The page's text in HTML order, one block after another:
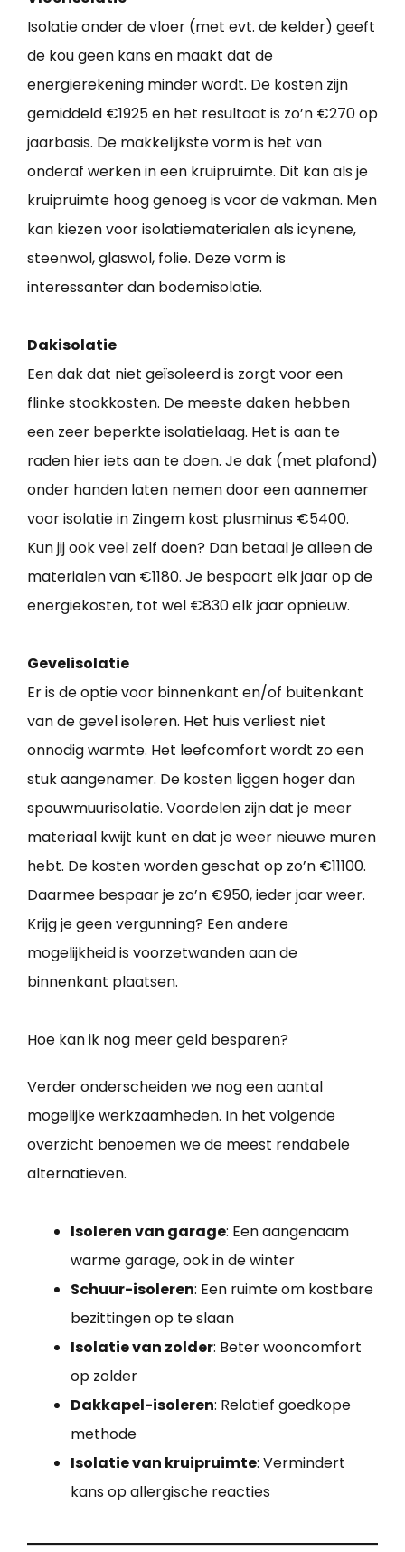
Isolatie onder de vloer (met evt. de kelder) geeft
de kou geen kans en maakt dat de
energierekening minder wordt. De kosten zijn
gemiddeld €1925 en het resultaat is zo’n €270 op
jaarbasis. De makkelijkste vorm is het van
onderaf werken in een kruipruimte. Dit kan als je
kruipruimte hoog genoeg is voor de vakman. Men
kan kiezen voor isolatiematerialen als icynene,
steenwol, glaswol, folie. Deze vorm is
interessanter dan bodemisolatie.
Dakisolatie
Een dak dat niet geïsoleerd is zorgt voor een
flinke stookkosten. De meeste daken hebben
een zeer beperkte isolatielaag. Het is aan te
raden hier iets aan te doen. Je dak (met plafond)
onder handen laten nemen door een aannemer
voor isolatie in Zingem kost plusminus €5400.
Kun jij ook veel zelf doen? Dan betaal je alleen de
materialen van €1180. Je bespaart elk jaar op de
energiekosten, tot wel €830 elk jaar opnieuw.
Gevelisolatie
Er is de optie voor binnenkant en/of buitenkant
van de gevel isoleren. Het huis verliest niet
onnodig warmte. Het leefcomfort wordt zo een
stuk aangenamer. De kosten liggen hoger dan
spouwmuurisolatie. Voordelen zijn dat je meer
materiaal kwijt kunt en dat je weer nieuwe muren
hebt. De kosten worden geschat op zo’n €11100.
Daarmee bespaar je zo’n €950, ieder jaar weer.
Krijg je geen vergunning? Een andere
mogelijkheid is voorzetwanden aan de
binnenkant plaatsen.
Hoe kan ik nog meer geld besparen?
Verder onderscheiden we nog een aantal
mogelijke werkzaamheden. In het volgende
overzicht benoemen we de meest rendabele
alternatieven.
Isoleren van garage: Een aangenaam
warme garage, ook in de winter
Schuur-isoleren: Een ruimte om kostbare
bezittingen op te slaan
Isolatie van zolder: Beter wooncomfort
op zolder
Dakkapel-isoleren: Relatief goedkope
methode
Isolatie van kruipruimte: Vermindert
kans op allergische reacties